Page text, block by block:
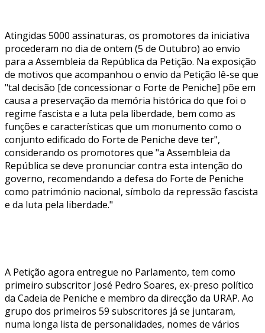
Atingidas 5000 assinaturas, os promotores da iniciativa
procederam no dia de ontem (5 de Outubro) ao envio
para a Assembleia da República da Petição. Na exposição
de motivos que acompanhou o envio da Petição lê-se que
"tal decisão [de concessionar o Forte de Peniche] põe em
causa a preservação da memória histórica do que foi o
regime fascista e a luta pela liberdade, bem como as
funções e características que um monumento como o
conjunto edificado do Forte de Peniche deve ter",
considerando os promotores que "a Assembleia da
República se deve pronunciar contra esta intenção do
governo, recomendando a defesa do Forte de Peniche
como património nacional, símbolo da repressão fascista
e da luta pela liberdade."
A Petição agora entregue no Parlamento, tem como
primeiro subscritor José Pedro Soares, ex-preso político
da Cadeia de Peniche e membro da direcção da URAP. Ao
grupo dos primeiros 59 subscritores já se juntaram,
numa longa lista de personalidades, nomes de vários